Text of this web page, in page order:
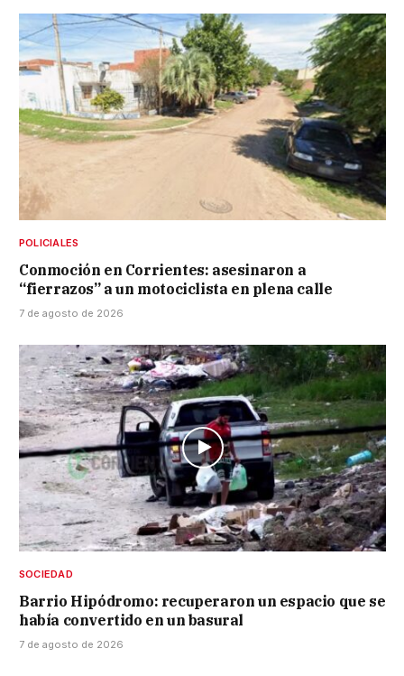
POLICIALES
Conmoción en Corrientes: asesinaron a
“fierrazos” a un motociclista en plena calle
7 de agosto de 2026
SOCIEDAD
Barrio Hipódromo: recuperaron un espacio que se
había convertido en un basural
7 de agosto de 2026